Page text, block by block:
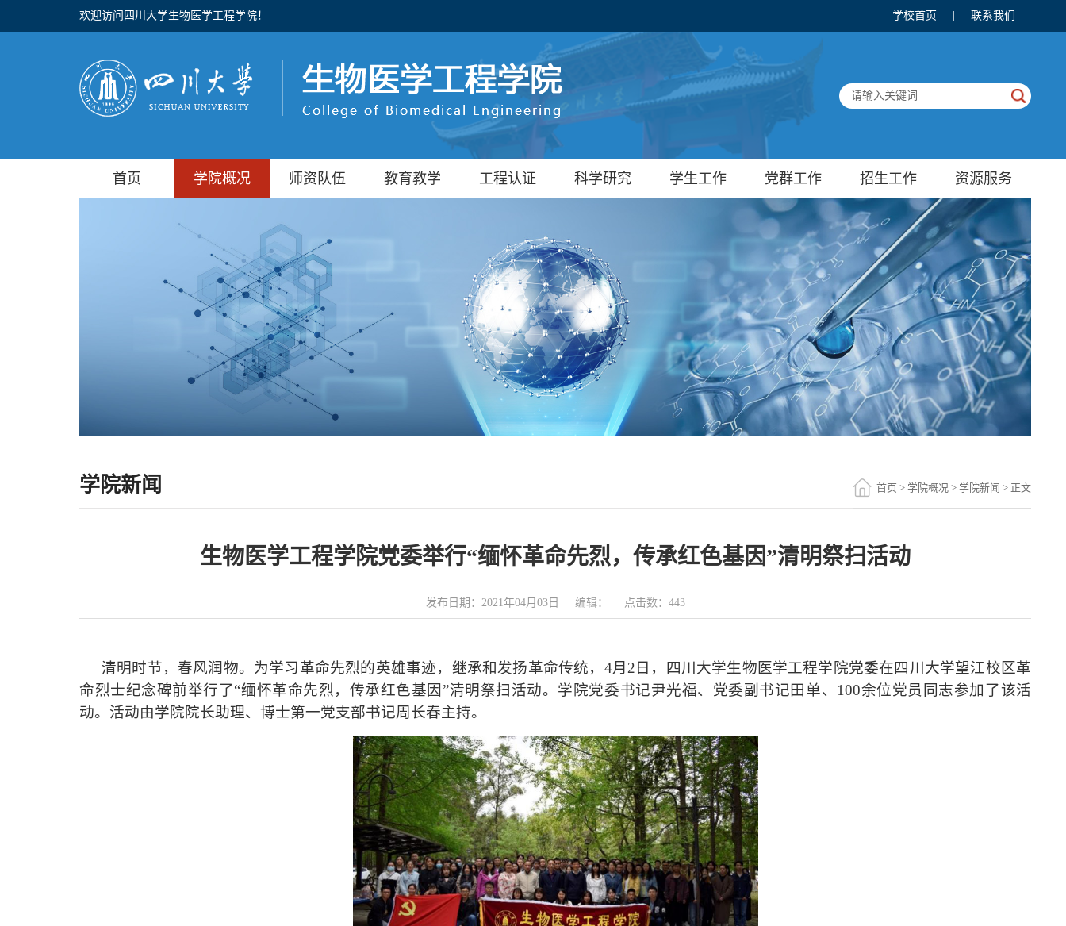
欢迎访问四川大学生物医学工程学院！ 学校首页 联系我们
首页 学院概况 师资队伍 教育教学 工程认证 科学研究 学生工作 党群工作 招生工作 资源服务
学院新闻 首页 > 学院概况 > 学院新闻 > 正文
生物医学工程学院党委举行“缅怀革命先烈，传承红色基因”清明祭扫活动
发布日期：2021年04月03日 编辑： 点击数： 443
清明时节，春风润物。为学习革命先烈的英雄事迹，继承和发扬革命传统， 4月2日，四川大学生物医学工程学院党委在四川大学望江校区革
命烈士纪念碑前举行了“缅怀革命先烈，传承红色基因”清明祭扫 活动。 学院党委书记尹光福、党委副书记田单、 100余位党员同志参加了该活
动。活动由学院院长助理、博士第一党支部书记周长春主持。